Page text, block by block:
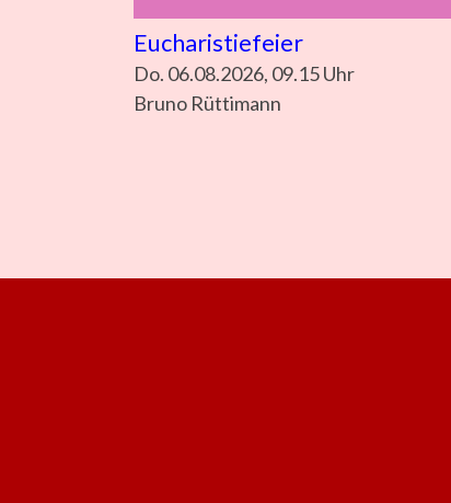
Eucharistiefeier
Do. 06.08.2026, 09.15 Uhr
Bruno Rüttimann